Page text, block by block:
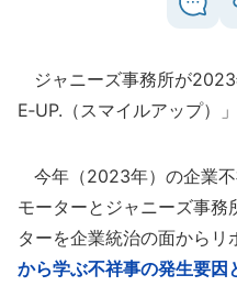
ジャニーズ事務所が
E‐UP.（スマイルアップ）
今年（2023年）の企業
モーターとジャニーズ事務
ターを企業統治の面からリ
から学ぶ不祥事の発生要因